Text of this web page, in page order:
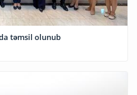
təmsil olunub